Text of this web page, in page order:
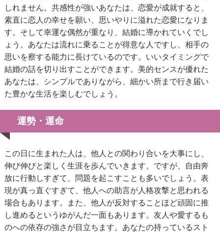
しれません。共感性が強いあなたは、恋愛が成就すると、
素直に恋人の幸せを願い、思いやりに溢れた恋愛になりま
す。そして幸運な偶然が重なり、結婚に導かれていくでし
ょう。あなたは流れに乗ることが得意な人ですし、相手の
思いを察する能力に長けているのです。いいタイミングで
結婚の話を切り出すことができます。美的センスが優れた
あなたは、シンプルでありながら、細かい所まで行き届い
た豊かな生活を楽しむでしょう。
運勢・運命
この日に生まれた人は、他人との関わり合いを大事にし、
伸び伸びと楽しく生涯を歩んでいきます。ですが、自由奔
放に行動しすぎて、問題を起こすことも多いでしょう。表
現が真っ直ぐすぎて、他人への助言が人格攻撃と思われる
場合もあります。また、他人が反対することほど頑固に推
し進めるというゆがんだ一面もあります。友人や愛するも
のへの依存の強さが目立ちます。あなたの持っているスト